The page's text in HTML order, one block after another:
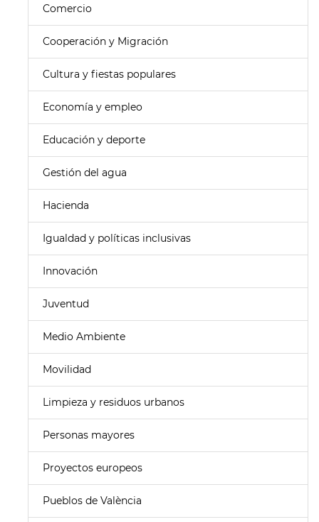
Comercio
Cooperación y Migración
Cultura y fiestas populares
Economía y empleo
Educación y deporte
Gestión del agua
Hacienda
Igualdad y políticas inclusivas
Innovación
Juventud
Medio Ambiente
Movilidad
Limpieza y residuos urbanos
Personas mayores
Proyectos europeos
Pueblos de València